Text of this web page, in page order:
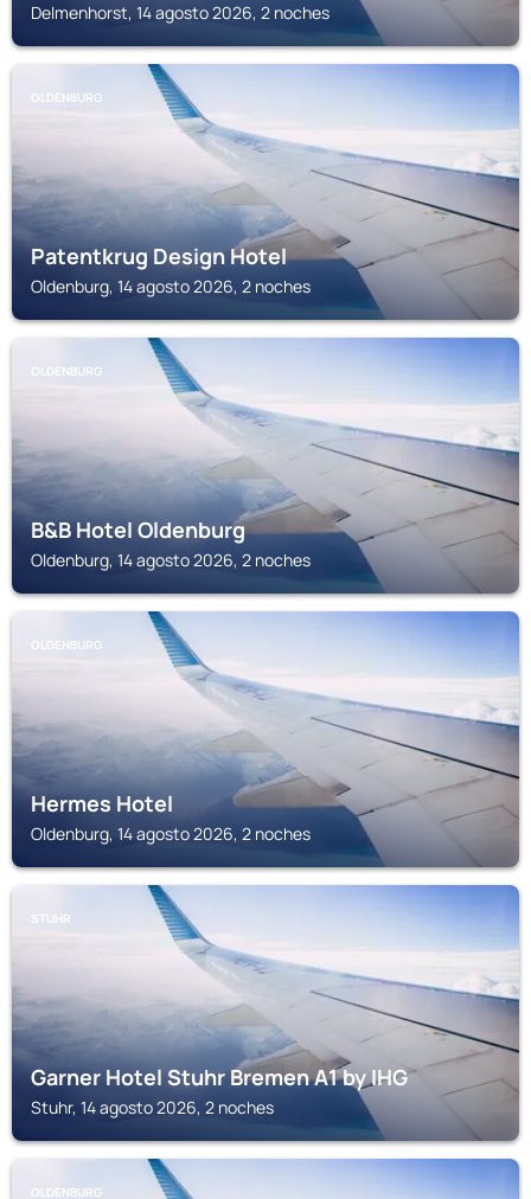
Delmenhorst, 14 agosto 2026, 2 noches
OLDENBURG
Patentkrug Design Hotel
Oldenburg, 14 agosto 2026, 2 noches
OLDENBURG
B&B Hotel Oldenburg
Oldenburg, 14 agosto 2026, 2 noches
OLDENBURG
Hermes Hotel
Oldenburg, 14 agosto 2026, 2 noches
STUHR
Garner Hotel Stuhr Bremen A1 by IHG
Stuhr, 14 agosto 2026, 2 noches
OLDENBURG